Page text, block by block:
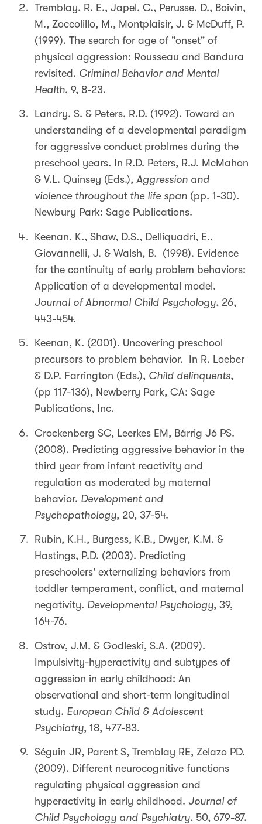
Tremblay, R. E., Japel, C., Perusse, D., Boivin,
M., Zoccolillo, M., Montplaisir, J. & McDuff, P.
(1999). The search for age of "onset" of
physical aggression: Rousseau and Bandura
revisited. Criminal Behavior and Mental
Health, 9, 8-23.
Landry, S. & Peters, R.D. (1992). Toward an
understanding of a developmental paradigm
for aggressive conduct problmes during the
preschool years. In R.D. Peters, R.J. McMahon
& V.L. Quinsey (Eds.), Aggression and
violence throughout the life span (pp. 1-30).
Newbury Park: Sage Publications.
Keenan, K., Shaw, D.S., Delliquadri, E.,
Giovannelli, J. & Walsh, B. (1998). Evidence
for the continuity of early problem behaviors:
Application of a developmental model.
Journal of Abnormal Child Psychology, 26,
443-454.
Keenan, K. (2001). Uncovering preschool
precursors to problem behavior. In R. Loeber
& D.P. Farrington (Eds.), Child delinquents,
(pp 117-136), Newberry Park, CA: Sage
Publications, Inc.
Crockenberg SC, Leerkes EM, Bárrig Jó PS.
(2008). Predicting aggressive behavior in the
third year from infant reactivity and
regulation as moderated by maternal
behavior. Development and
Psychopathology, 20, 37-54.
Rubin, K.H., Burgess, K.B., Dwyer, K.M. &
Hastings, P.D. (2003). Predicting
preschoolers' externalizing behaviors from
toddler temperament, conflict, and maternal
negativity. Developmental Psychology, 39,
164-76.
Ostrov, J.M. & Godleski, S.A. (2009).
Impulsivity-hyperactivity and subtypes of
aggression in early childhood: An
observational and short-term longitudinal
study. European Child & Adolescent
Psychiatry, 18, 477-83.
Séguin JR, Parent S, Tremblay RE, Zelazo PD.
(2009). Different neurocognitive functions
regulating physical aggression and
hyperactivity in early childhood. Journal of
Child Psychology and Psychiatry, 50, 679-87.